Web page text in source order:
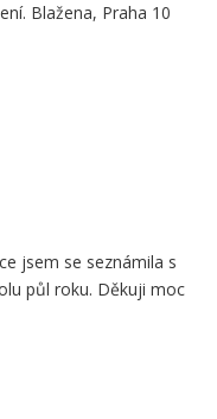
Blažena, Praha 10
jsem se seznámila s
půl roku. Děkuji moc